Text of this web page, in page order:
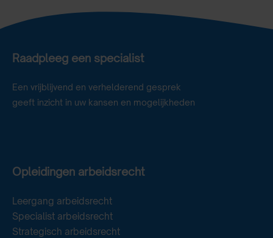
Raadpleeg een specialist
Een vrijblijvend en verhelderend gesprek
geeft inzicht in uw kansen en mogelijkheden
Opleidingen arbeidsrecht
Leergang arbeidsrecht
Specialist arbeidsrecht
Strategisch arbeidsrecht